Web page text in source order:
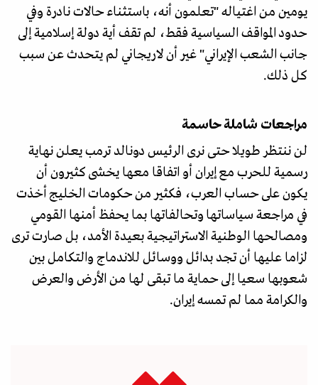
يومين من اغتياله "تعلمون أنه، باستثناء حالات نادرة وفي
حدود المواقف السياسية فقط، لم تقف أية دولة إسلامية إلى
جانب الشعب الإيراني" غير أن لاريجاني لم يتحدث عن سبب
كل ذلك.
مراجعات شاملة حاسمة
لن ننتظر طويلا حتى نرى الرئيس دونالد ترمب يعلن نهاية
رسمية للحرب مع إيران أو اتفاقا معها يخشى كثيرون أن
يكون على حساب العرب، فكثير من حكومات الخليج أخذت
في مراجعة سياساتها وتحالفاتها بما يحفظ أمنها القومي
ومصالحها الوطنية الاستراتيجية بعيدة الأمد، بل صارت ترى
لزاما عليها أن تجد بدائل ووسائل للاندماج والتكامل بين
شعوبها سعيا إلى حماية ما تبقى لها من الأرض والعرض
والكرامة مما لم تمسه إيران.